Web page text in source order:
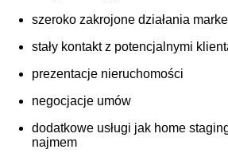
szeroko zakrojone działania
stały kontakt z potencjalnymi
prezentacje nieruchomości
negocjacje umów
dodatkowe usługi jak home
najmem